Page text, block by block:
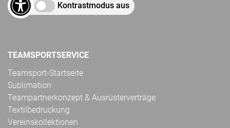
Kontrastmodus aus
TEAMSPORTSERVICE
Teamsport-Startseite
Sublimation
Teampartnerkonzept & Ausrüsterverträge
Textilbedruckung
Vereinskollektionen